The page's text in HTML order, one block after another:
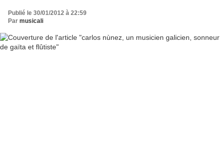
Publié le 30/01/2012 à 22:59
Par musicali